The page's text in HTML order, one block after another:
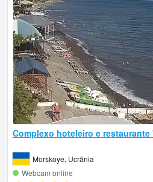
Complexo hoteleiro e
Morskoye, Ucrânia
Webcam online